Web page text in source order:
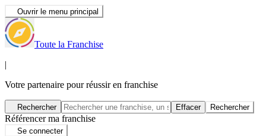
Ouvrir le menu principal
Toute la Franchise
|
Votre partenaire pour réussir en franchise
Rechercher Effacer Rechercher
Référencer ma franchise
Se connecter